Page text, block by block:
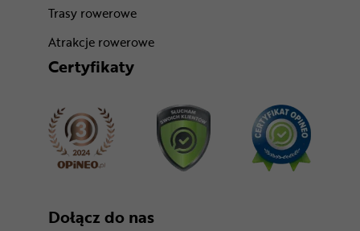
Trasy rowerowe
Atrakcje rowerowe
Certyfikaty
Dołącz do nas